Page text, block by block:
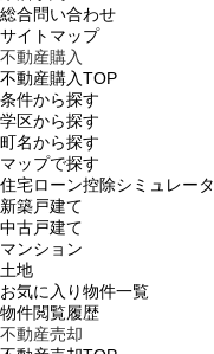
総合問い合わせ
サイトマップ
不動産購入
不動産購入TOP
条件から探す
学区から探す
町名から探す
マップで探す
住宅ローン控除シミュレータ
新築戸建て
中古戸建て
マンション
土地
お気に入り物件一覧
物件閲覧履歴
不動産売却